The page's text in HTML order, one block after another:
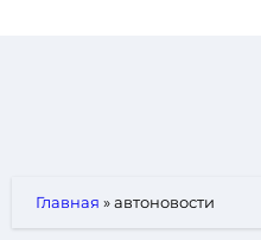
Главная »автоновости